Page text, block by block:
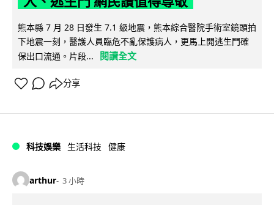
熊本縣 7 月 28 日發生 7.1 級地震，熊本綜合醫院手術室鏡頭拍
下地震一刻，醫護人員臨危不亂保護病人，更馬上開逃生門確
保出口流通。片段...
閱讀全文
分享
科技娛樂 生活科技 健康
arthur 3 小時